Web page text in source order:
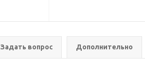
Задать вопрос Дополнительно